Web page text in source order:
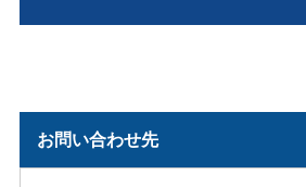
お問い合わせ先